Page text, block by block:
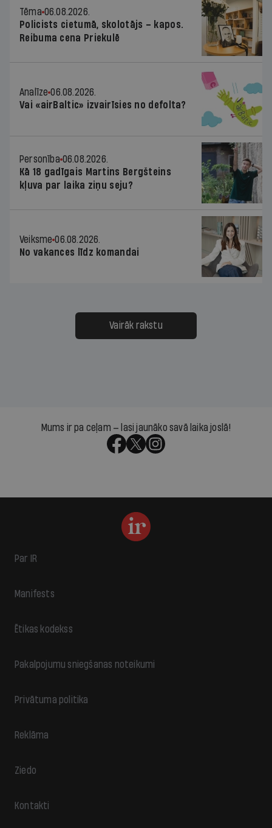
Tēma 06.08.2026.
Policists cietumā, skolotājs – kapos.
Reibuma cena Priekulē
Analīze 06.08.2026.
Vai «airBaltic» izvairīsies no defolta?
Personība 06.08.2026.
Kā 18 gadīgais Martins Bergšteins
kļuva par laika ziņu seju?
Veiksme 06.08.2026.
No vakances līdz komandai
Vairāk rakstu
Mums ir pa ceļam — lasi jaunāko savā laika joslā!
Par IR
Manifests
Ētikas kodekss
Pakalpojumu sniegšanas noteikumi
Privātuma politika
Reklāma
Ziedo
Kontakti